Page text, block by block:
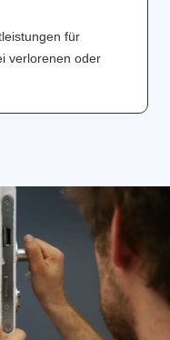
für
verlorenen oder